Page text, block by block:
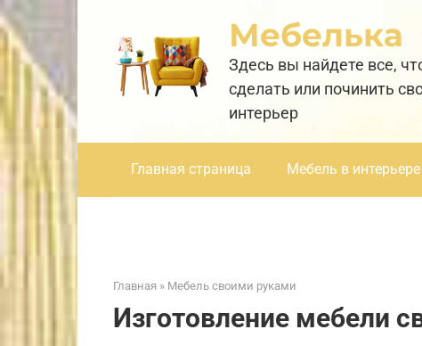
Перейти
к
контенту
Мебелька
Здесь вы найдете все,
сделать или починить
интерьер
Главная страница Мебель в интерьере
Главная » Мебель своими руками
Изготовление мебели